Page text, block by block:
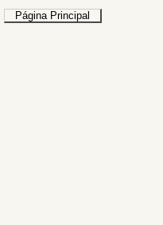
Página Principal